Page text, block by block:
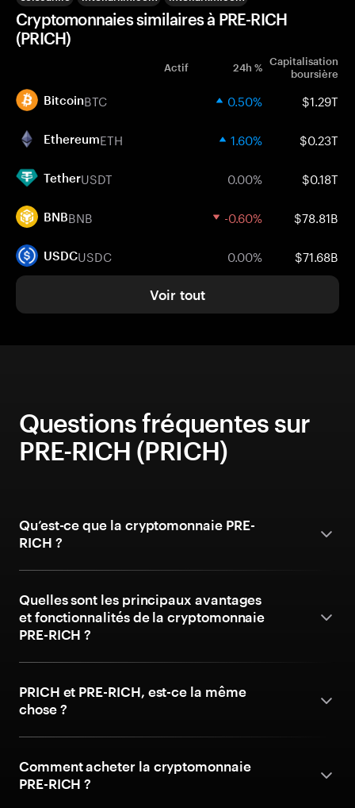
Cryptomonnaies similaires à PRE-RICH
(PRICH)
Actif 24h % Capitalisation
boursière
BitcoinBTC 0.50% $1.29T
EthereumETH 1.60% $0.23T
TetherUSDT 0.00% $0.18T
BNBBNB -0.60% $78.81B
USDCUSDC 0.00% $71.68B
Voir tout
Questions fréquentes sur
PRE-RICH (PRICH)
Qu’est-ce que la cryptomonnaie PRE-
RICH ?
Quelles sont les principaux avantages
et fonctionnalités de la cryptomonnaie
PRE-RICH ?
PRICH et PRE-RICH, est-ce la même
chose ?
Comment acheter la cryptomonnaie
PRE-RICH ?